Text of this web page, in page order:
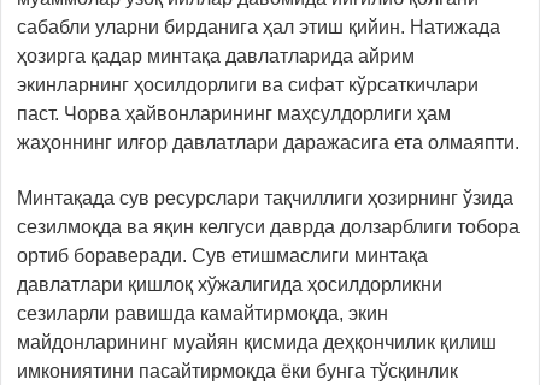
сабабли уларни бирданига ҳал этиш қийин. Натижада
ҳозирга қадар минтақа давлатларида айрим
экинларнинг ҳосилдорлиги ва сифат кўрсаткичлари
паст. Чорва ҳайвонларининг маҳсулдорлиги ҳам
жаҳоннинг илғор давлатлари даражасига ета олмаяпти.
Минтақада сув ресурслари тақчиллиги ҳозирнинг ўзида
сезилмоқда ва яқин келгуси даврда долзарблиги тобора
ортиб бораверади. Сув етишмаслиги минтақа
давлатлари қишлоқ хўжалигида ҳосилдорликни
сезиларли равишда камайтирмоқда, экин
майдонларининг муайян қисмида деҳқончилик қилиш
имкониятини пасайтирмоқда ёки бунга тўсқинлик